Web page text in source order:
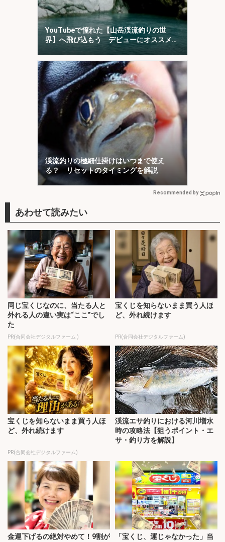
YouTubeで憧れた【山岳渓流釣りの世
界】へ飛び込もう デビューにオススメの
渓流釣りの極細仕掛けはいつまで使え
る？ リセットのタイミングを解説
Recommended by
同じ宝くじなのに、当たる人と
外れる人の違い実は“ここ”でし
た
PR(合同会社デジタルファーム )
宝くじを知らないまま買う人ほ
ど、外れ続けます
PR(合同会社デジタルファーム)
宝くじを知らないまま買う人ほ
ど、外れ続けます
PR(合同会社デジタルファーム)
渓流エサ釣りにおける河川増水
時の攻略法【狙うポイント・エ
サ・釣り方を解説】
金運下げるの絶対やめて！9割が
「宝くじ、運じゃなかった」当